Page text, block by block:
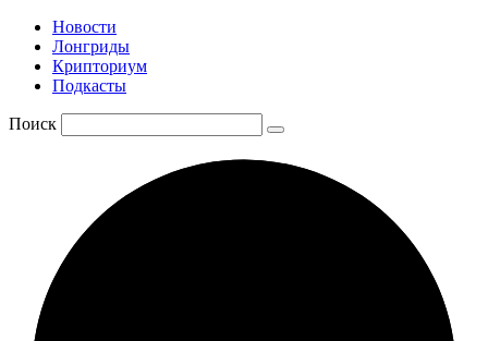
Новости
Лонгриды
Крипториум
Подкасты
Поиск